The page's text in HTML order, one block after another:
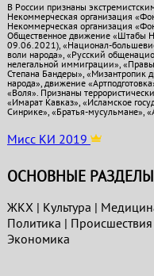
В России признаны
Некоммерческая организация
Некоммерческая организация
Общественное движение «Штабы
09.06.2021), «Национал-
воли народа», «Русский
нелегальной иммиграции»,
Степана Бандеры», «Мизантропик
народа», движение
«Воля». Признаны
«Имарат Кавказ», «Исламское
Синрике», «Братья-мусульмане»,
Мисс КИ 2019
ОСНОВНЫЕ РАЗДЕЛЫ
ЖКХ| Культура |
Политика | Проиcшествия
Экономика